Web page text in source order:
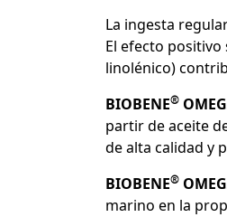
La ingesta
El efecto positivo
linolénico)
BIOBENE®
partir de aceite
de alta calidad y
BIOBENE®
marino en la